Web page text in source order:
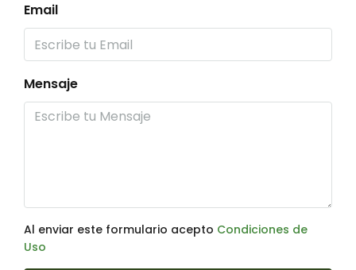
Email
Mensaje
Al enviar este formulario acepto Condiciones de
Uso